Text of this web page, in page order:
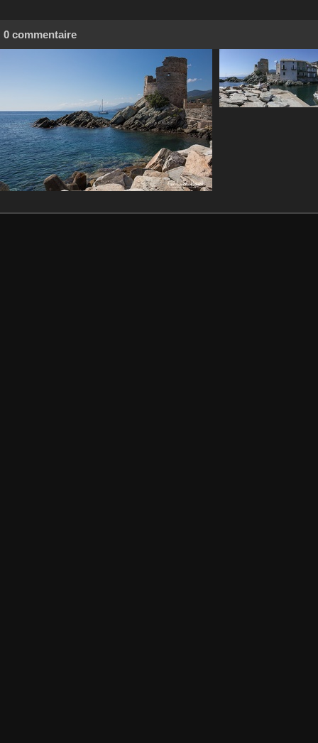
0 commentaire